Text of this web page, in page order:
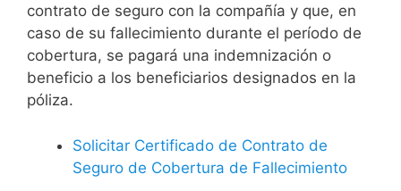
contrato de seguro con la compañía y que, en
caso de su fallecimiento durante el período de
cobertura, se pagará una indemnización o
beneficio a los beneficiarios designados en la
póliza.
Solicitar Certificado de Contrato de
Seguro de Cobertura de Fallecimiento